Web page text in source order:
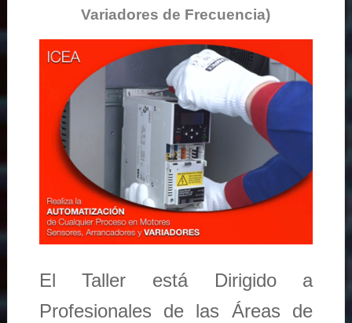
Variadores de Frecuencia)
El Taller está Dirigido a
Profesionales de las Áreas de